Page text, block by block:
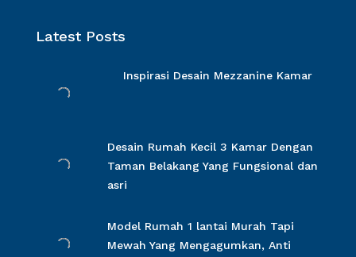
Latest Posts
Inspirasi Desain Mezzanine Kamar
Desain Rumah Kecil 3 Kamar Dengan
Taman Belakang Yang Fungsional dan
asri
Model Rumah 1 lantai Murah Tapi
Mewah Yang Mengagumkan, Anti